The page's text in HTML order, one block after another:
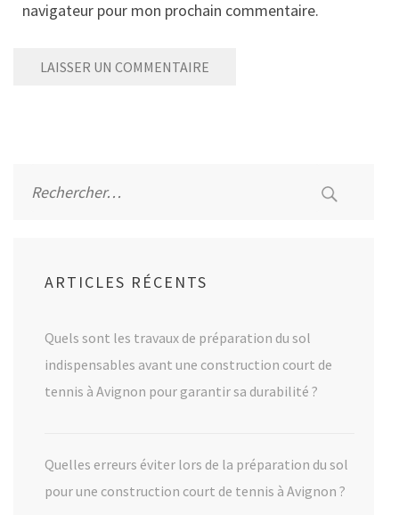
navigateur pour mon prochain commentaire.
ARTICLES RÉCENTS
Quels sont les travaux de préparation du sol
indispensables avant une construction court de
tennis à Avignon pour garantir sa durabilité ?
Quelles erreurs éviter lors de la préparation du sol
pour une construction court de tennis à Avignon ?